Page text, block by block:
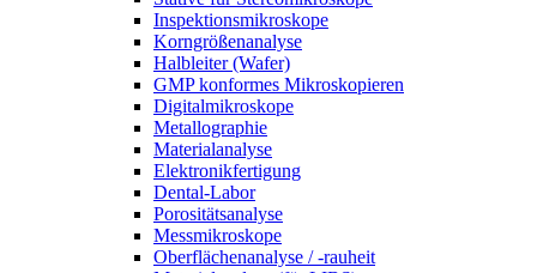
Inspektionsmikroskope
Korngrößenanalyse
Halbleiter (Wafer)
GMP konformes Mikroskopieren
Digitalmikroskope
Metallographie
Materialanalyse
Elektronikfertigung
Dental-Labor
Porositätsanalyse
Messmikroskope
Oberflächenanalyse / -rauheit